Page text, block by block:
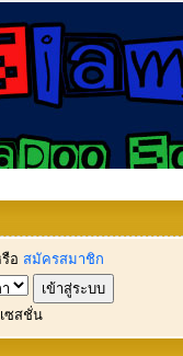
อ สมัครสมาชิก
ซสชั่น